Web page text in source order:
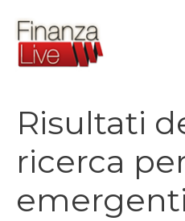
contenuto
Risultati
ricerca
emergenti